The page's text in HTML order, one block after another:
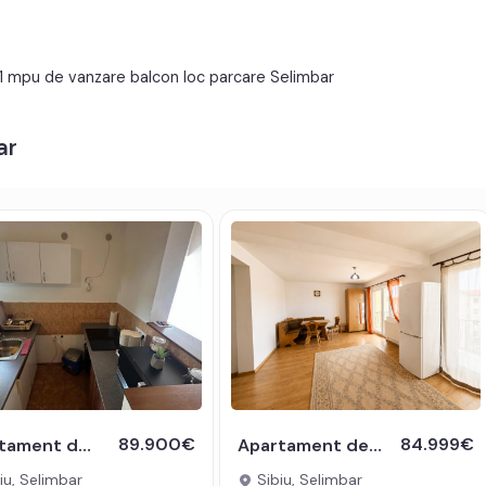
internet;
credit bancar.
de oferta / id: P22966
de vanzare balcon loc parcare Selimbar
Apartament de vanzare 2 camere la casa cu cu pivnita Selimbar Sibiu 89.900€
Selimbar
Apartament decomandat 2 camere si balcon Selimbar Brana 84.999€
Sibiu, Selimbar